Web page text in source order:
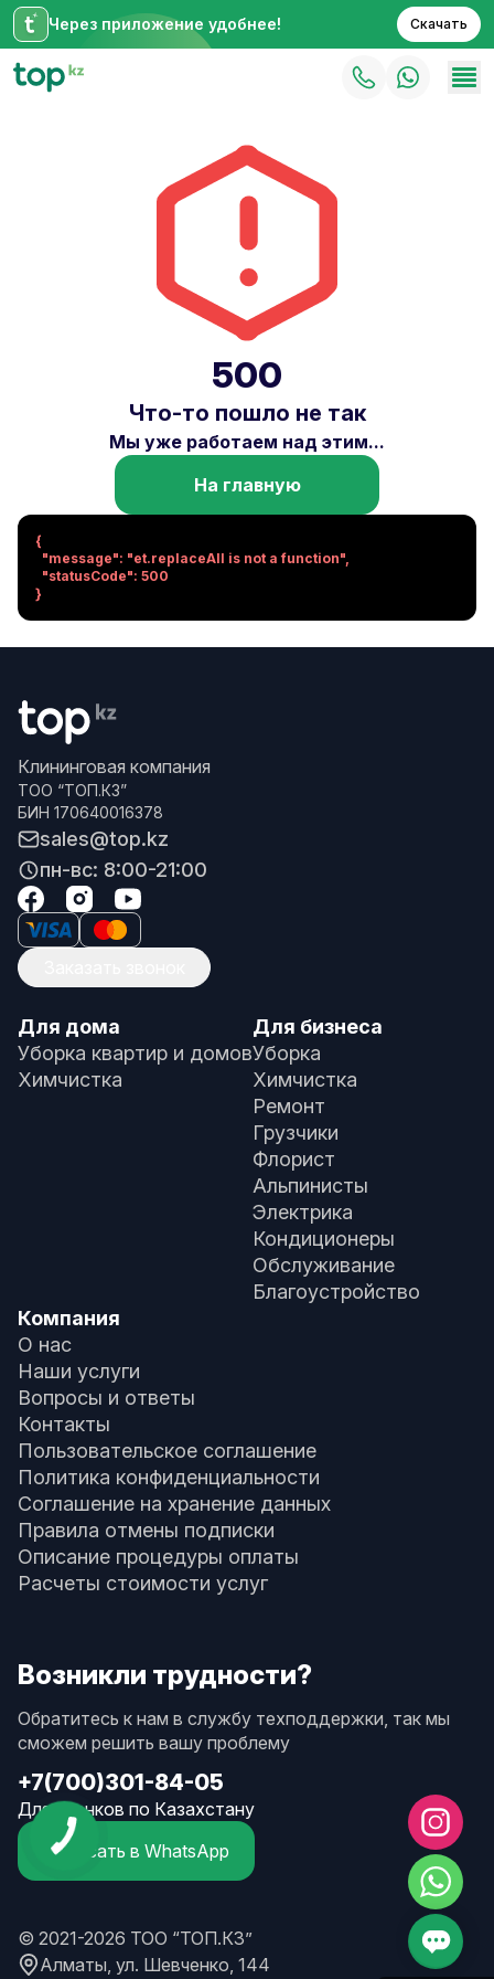
Через приложение удобнее! Скачать
500
Что-то пошло не так
Мы уже работаем над этим...
На главную
{
}
Клининговая компания
ТОО “ТОП.КЗ”
БИН 170640016378
sales@top.kz
пн-вс: 8:00-21:00
Для дома
Уборка квартир и домов
Химчистка
Для бизнеса
Уборка
Химчистка
Ремонт
Грузчики
Флорист
Альпинисты
Электрика
Кондиционеры
Обслуживание
Благоустройство
Компания
О нас
Наши услуги
Вопросы и ответы
Контакты
Пользовательское соглашение
Политика конфиденциальности
Соглашение на хранение данных
Правила отмены подписки
Описание процедуры оплаты
Расчеты стоимости услуг
Возникли трудности?
Обратитесь к нам в службу техподдержки, так мы
сможем решить вашу проблему
+7(700)301-84-05
Для звонков по Казахстану
Написать в WhatsApp
© 2021-2026 ТОО “ТОП.КЗ”
Алматы, ул. Шевченко, 144